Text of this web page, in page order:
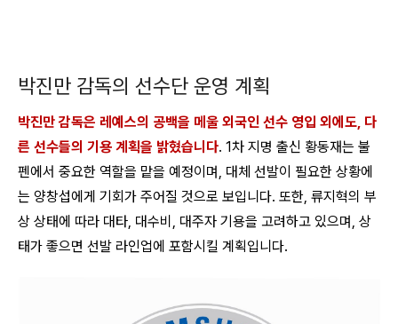
박진만 감독의 선수단 운영 계획
박진만 감독은 레예스의 공백을 메울 외국인 선수 영입 외에도, 다
른 선수들의 기용 계획을 밝혔습니다. 1차 지명 출신 황동재는 불
펜에서 중요한 역할을 맡을 예정이며, 대체 선발이 필요한 상황에
는 양창섭에게 기회가 주어질 것으로 보입니다. 또한, 류지혁의 부
상 상태에 따라 대타, 대수비, 대주자 기용을 고려하고 있으며, 상
태가 좋으면 선발 라인업에 포함시킬 계획입니다.